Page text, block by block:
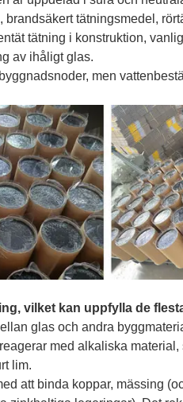
tätningsmedel,
tätning i konstruktion,
av ihåligt glas.
men
vilket kan uppfylla de
glas och andra
med alkaliska material,
lim.
att binda koppar, mässing